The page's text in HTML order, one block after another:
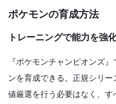
ポケモンの育成方法
トレーニングで能力を強
『ポケモンチャンピオンズ
ンを育成できる。正規シリ
値厳選を行う必要はなく、